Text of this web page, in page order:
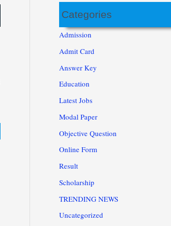
Categories
Admission
Admit Card
Answer Key
Education
Latest Jobs
Modal Paper
Objective Question
Online Form
Result
Scholarship
TRENDING NEWS
Uncategorized